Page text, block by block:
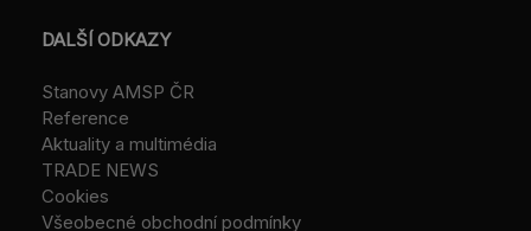
DALŠÍ ODKAZY
Stanovy AMSP ČR
Reference
Aktuality a multimédia
TRADE NEWS
Cookies
Všeobecné obchodní podmínky